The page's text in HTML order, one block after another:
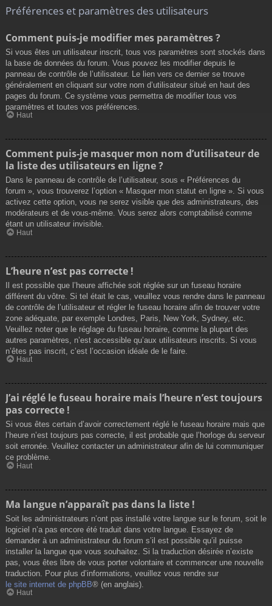
Préférences et paramètres des utilisateurs
Comment puis-je modifier mes paramètres ?
Si vous êtes un utilisateur inscrit, tous vos paramètres sont stockés dans
la base de données du forum. Vous pouvez les modifier depuis le
panneau de contrôle de l’utilisateur. Le lien vers ce dernier se trouve
généralement en cliquant sur votre nom d’utilisateur situé en haut des
pages du forum. Ce système vous permettra de modifier tous vos
paramètres et toutes vos préférences.
Haut
Comment puis-je masquer mon nom d’utilisateur de
la liste des utilisateurs en ligne ?
Dans le panneau de contrôle de l’utilisateur, sous « Préférences du
forum », vous trouverez l’option « Masquer mon statut en ligne ». Si vous
activez cette option, vous ne serez visible que des administrateurs, des
modérateurs et de vous-même. Vous serez alors comptabilisé comme
étant un utilisateur invisible.
Haut
L’heure n’est pas correcte !
Il est possible que l’heure affichée soit réglée sur un fuseau horaire
différent du vôtre. Si tel était le cas, veuillez vous rendre dans le panneau
de contrôle de l’utilisateur et régler le fuseau horaire afin de trouver votre
zone adéquate, par exemple Londres, Paris, New York, Sydney, etc.
Veuillez noter que le réglage du fuseau horaire, comme la plupart des
autres paramètres, n’est accessible qu’aux utilisateurs inscrits. Si vous
n’êtes pas inscrit, c’est l’occasion idéale de le faire.
Haut
J’ai réglé le fuseau horaire mais l’heure n’est toujours
pas correcte !
Si vous êtes certain d’avoir correctement réglé le fuseau horaire mais que
l’heure n’est toujours pas correcte, il est probable que l’horloge du serveur
soit erronée. Veuillez contacter un administrateur afin de lui communiquer
ce problème.
Haut
Ma langue n’apparaît pas dans la liste !
Soit les administrateurs n’ont pas installé votre langue sur le forum, soit le
logiciel n’a pas encore été traduit dans votre langue. Essayez de
demander à un administrateur du forum s’il est possible qu’il puisse
installer la langue que vous souhaitez. Si la traduction désirée n’existe
pas, vous êtes libre de vous porter volontaire et commencer une nouvelle
traduction. Pour plus d’informations, veuillez vous rendre sur
le site internet de phpBB® (en anglais).
Haut